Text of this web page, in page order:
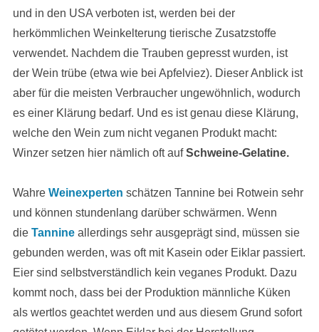
und in den USA verboten ist, werden bei der
herkömmlichen Weinkelterung tierische Zusatzstoffe
verwendet. Nachdem die Trauben gepresst wurden, ist
der Wein trübe (etwa wie bei Apfelviez). Dieser Anblick ist
aber für die meisten Verbraucher ungewöhnlich, wodurch
es einer Klärung bedarf. Und es ist genau diese Klärung,
welche den Wein zum nicht veganen Produkt macht:
Winzer setzen hier nämlich oft aufSchweine-Gelatine.
Wahre Weinexperten schätzen Tannine bei Rotwein sehr
und können stundenlang darüber schwärmen. Wenn
die Tannineallerdings sehr ausgeprägt sind, müssen sie
gebunden werden, was oft mit Kasein oder Eiklar passiert.
Eier sind selbstverständlich kein veganes Produkt. Dazu
kommt noch, dass bei der Produktion männliche Küken
als wertlos geachtet werden und aus diesem Grund sofort